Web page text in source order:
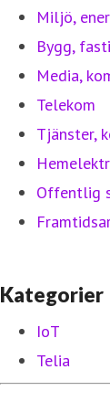
Miljö,
Bygg,
Media,
Telekom
Tjänster,
Offentlig
Kategorier
IoT
Telia